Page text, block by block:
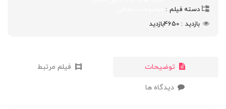
دسته فیلم
بازدید
4650بازدید
توضیحات فیلم مرتبط
دیدگاه ها